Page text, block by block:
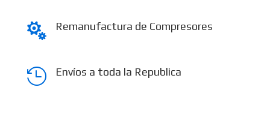
 Remanufactura de Compresores
 Envíos a toda la Republica